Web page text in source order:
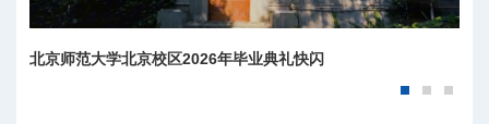
北京师范大学北京校区2026年毕业典礼快闪
北京师范大学校长于吉红发出邀请，欢迎报考北师大！